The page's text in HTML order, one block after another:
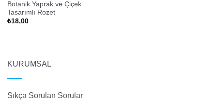
Botanik Yaprak ve Çiçek
Tasarımlı Rozet
₺18,00
KURUMSAL
Sıkça Sorulan Sorular